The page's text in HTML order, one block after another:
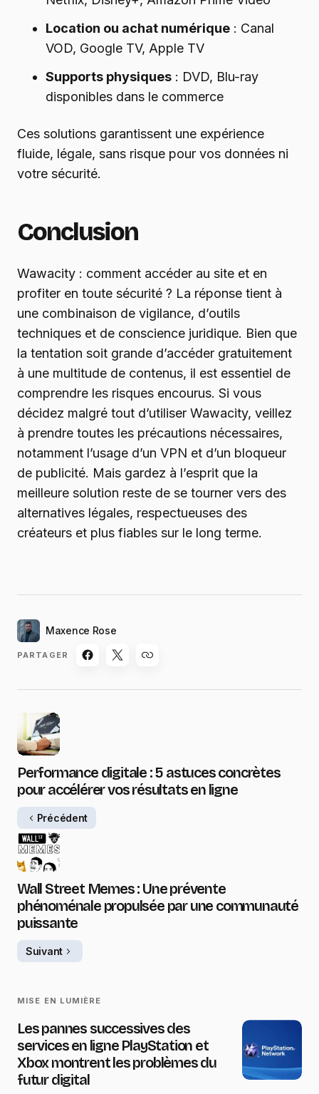
Location ou achat numérique : Canal
VOD, Google TV, Apple TV
Supports physiques : DVD, Blu-ray
disponibles dans le commerce
Ces solutions garantissent une expérience
fluide, légale, sans risque pour vos données ni
votre sécurité.
Conclusion
Wawacity : comment accéder au site et en
profiter en toute sécurité ? La réponse tient à
une combinaison de vigilance, d’outils
techniques et de conscience juridique. Bien que
la tentation soit grande d’accéder gratuitement
à une multitude de contenus, il est essentiel de
comprendre les risques encourus. Si vous
décidez malgré tout d’utiliser Wawacity, veillez
à prendre toutes les précautions nécessaires,
notamment l’usage d’un VPN et d’un bloqueur
de publicité. Mais gardez à l’esprit que la
meilleure solution reste de se tourner vers des
alternatives légales, respectueuses des
créateurs et plus fiables sur le long terme.
Maxence Rose
PARTAGER
Performance digitale : 5 astuces concrètes
pour accélérer vos résultats en ligne
Précédent
Wall Street Memes : Une prévente
phénoménale propulsée par une communauté
puissante
Suivant
MISE EN LUMIÈRE
Les pannes successives des
services en ligne PlayStation et
Xbox montrent les problèmes du
futur digital